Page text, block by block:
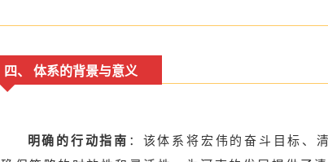
四、 体系的背景与意义
明确的行动指南 ：该体系将宏伟的奋斗目标、